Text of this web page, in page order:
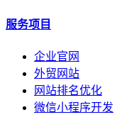
服务项目
企业官网
外贸网站
网站排名优化
微信小程序开发